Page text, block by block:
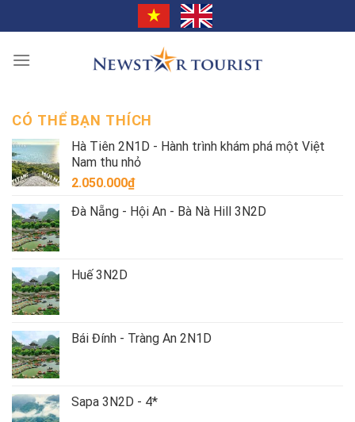
đến
dung
CÓ THỂ BẠN THÍCH
Hà Tiên 2N1D - Hành trình khám phá một Việt
Nam thu nhỏ
2.050.000₫
Đà Nẵng - Hội An - Bà Nà Hill 3N2D
Huế 3N2D
Bái Đính - Tràng An 2N1D
Sapa 3N2D - 4*